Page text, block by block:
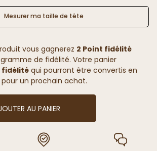
Mesurer ma taille de tête
vous gagnerez 2 Point fidélité
de fidélité. Votre panier
fidélité qui pourront être convertis en
un prochain achat.
AU PANIER